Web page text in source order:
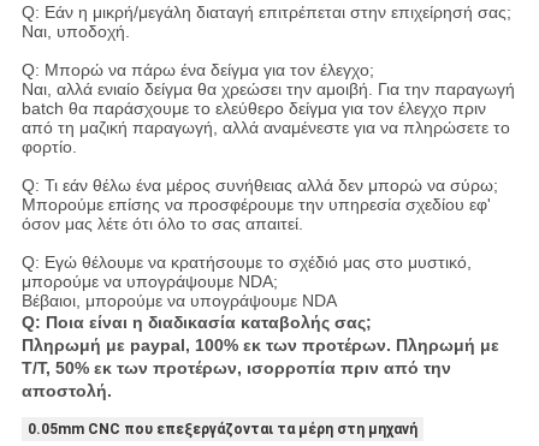
Q: Εάν η μικρή/μεγάλη διαταγή επιτρέπεται στην επιχείρησή σας;
Ναι, υποδοχή.
Q: Μπορώ να πάρω ένα δείγμα για τον έλεγχο;
Ναι, αλλά ενιαίο δείγμα θα χρεώσει την αμοιβή. Για την παραγωγή
batch θα παράσχουμε το ελεύθερο δείγμα για τον έλεγχο πριν
από τη μαζική παραγωγή, αλλά αναμένεστε για να πληρώσετε το
φορτίο.
Q: Τι εάν θέλω ένα μέρος συνήθειας αλλά δεν μπορώ να σύρω;
Μπορούμε επίσης να προσφέρουμε την υπηρεσία σχεδίου εφ'
όσον μας λέτε ότι όλο το σας απαιτεί.
Q: Εγώ θέλουμε να κρατήσουμε το σχέδιό μας στο μυστικό,
μπορούμε να υπογράψουμε NDA;
Βέβαιοι, μπορούμε να υπογράψουμε NDA
Q: Ποια είναι η διαδικασία καταβολής σας;
Πληρωμή με paypal, 100% εκ των προτέρων. Πληρωμή με
T/T, 50% εκ των προτέρων, ισορροπία πριν από την
αποστολή.
0.05mm CNC που επεξεργάζονται τα μέρη στη μηχανή